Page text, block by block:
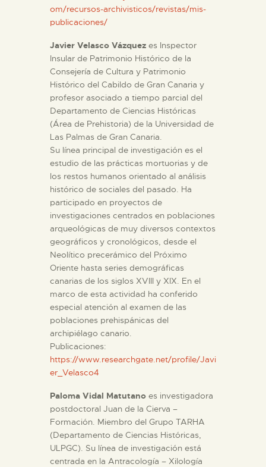
om/recursos-archivisticos/revistas/mis-
publicaciones/
Javier Velasco Vázquez es Inspector
Insular de Patrimonio Histórico de la
Consejería de Cultura y Patrimonio
Histórico del Cabildo de Gran Canaria y
profesor asociado a tiempo parcial del
Departamento de Ciencias Históricas
(Área de Prehistoria) de la Universidad de
Las Palmas de Gran Canaria.
Su línea principal de investigación es el
estudio de las prácticas mortuorias y de
los restos humanos orientado al análisis
histórico de sociales del pasado. Ha
participado en proyectos de
investigaciones centrados en poblaciones
arqueológicas de muy diversos contextos
geográficos y cronológicos, desde el
Neolítico precerámico del Próximo
Oriente hasta series demográficas
canarias de los siglos XVIII y XIX. En el
marco de esta actividad ha conferido
especial atención al examen de las
poblaciones prehispánicas del
archipiélago canario.
Publicaciones:
https://www.researchgate.net/profile/Javi
er_Velasco4
Paloma Vidal Matutano es investigadora
postdoctoral Juan de la Cierva –
Formación. Miembro del Grupo TARHA
(Departamento de Ciencias Históricas,
ULPGC). Su línea de investigación está
centrada en la Antracología – Xilología